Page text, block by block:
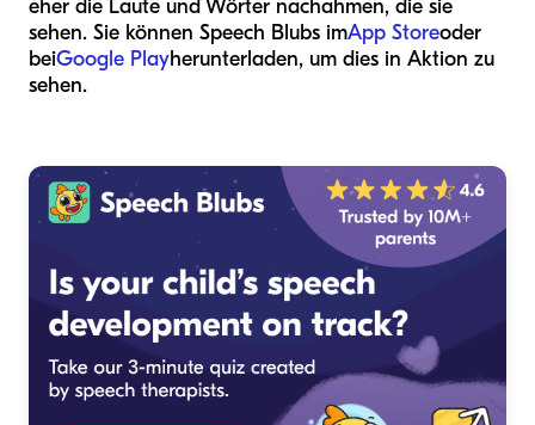
eher die Laute und Wörter nachahmen, die sie
sehen. Sie können Speech Blubs imApp Storeoder
beiGoogle Playherunterladen, um dies in Aktion zu
sehen.